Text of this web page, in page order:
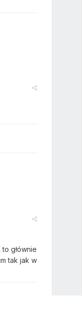
głównie
tak jak w